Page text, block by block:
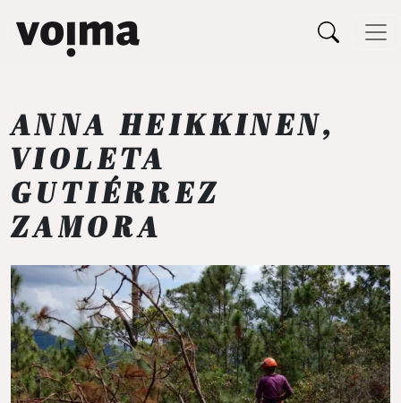
Päävalikko
ANNA HEIKKINEN,
VIOLETA
GUTIÉRREZ
ZAMORA